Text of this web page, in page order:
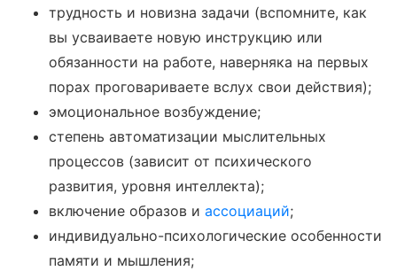
трудность и новизна задачи (вспомните, как
вы усваиваете новую инструкцию или
обязанности на работе, наверняка на первых
порах проговариваете вслух свои действия);
эмоциональное возбуждение;
степень автоматизации мыслительных
процессов (зависит от психического
развития, уровня интеллекта);
включение образов и ассоциаций;
индивидуально-психологические особенности
памяти и мышления;